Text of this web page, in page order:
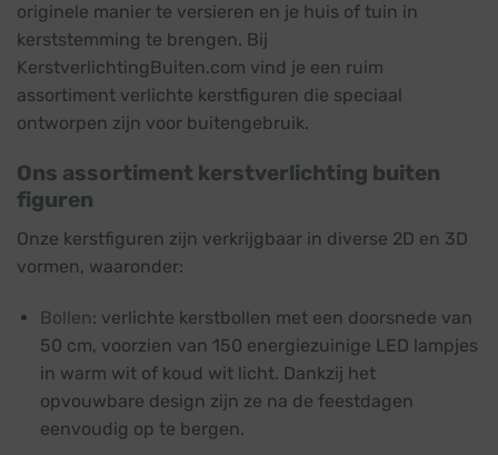
originele manier te versieren en je huis of tuin in
kerststemming te brengen. Bij
KerstverlichtingBuiten.com vind je een ruim
assortiment verlichte kerstfiguren die speciaal
ontworpen zijn voor buitengebruik.
Ons assortiment kerstverlichting buiten
figuren
Onze kerstfiguren zijn verkrijgbaar in diverse 2D en 3D
vormen, waaronder:
Bollen: verlichte kerstbollen met een doorsnede van
50 cm, voorzien van 150 energiezuinige LED lampjes
in warm wit of koud wit licht. Dankzij het
opvouwbare design zijn ze na de feestdagen
eenvoudig op te bergen.